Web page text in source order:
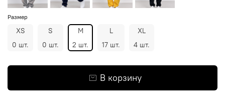
Размер
XS
0 шт.
S
0 шт.
M
2 шт.
L
17 шт.
XL
4 шт.
В корзину